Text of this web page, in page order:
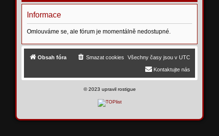
d
t
Informace
Omlouváme se, ale fórum je momentálně nedostupné.
Obsah fóra Všechny časy jsou v UTC
Smazat cookies
Kontaktujte nás
©2023 upravil rostigue